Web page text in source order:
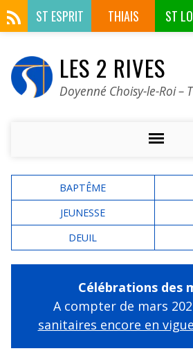
ST ESPRIT THIAIS ST
LES 2 RIVES
Doyenné Choisy-le-Roi –
BAPTÊME
JEUNESSE
DEUIL
Célébrations des
A compter de mars
sanitaires encore en